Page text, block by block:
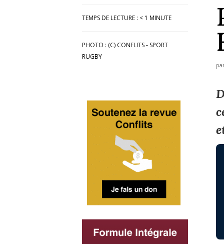
TEMPS DE LECTURE : < 1 MINUTE
PHOTO : (C) CONFLITS - SPORT
RUGBY